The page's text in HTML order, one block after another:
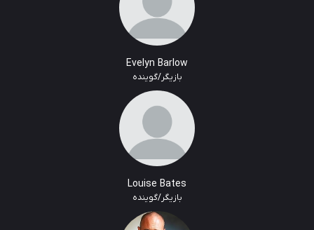
Evelyn Barlow
بازیگر/گوینده
Louise Bates
بازیگر/گوینده